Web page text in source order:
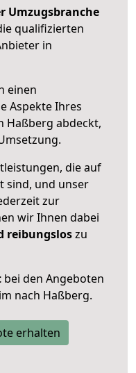
Umzugsbranche
qualifizierten
in
einen
Aspekte Ihres
Haßberg abdeckt,
die auf
sind, und unser
zur
wir Ihnen dabei
reibungsloszu
bei den Angeboten
nach Haßberg.
erhalten